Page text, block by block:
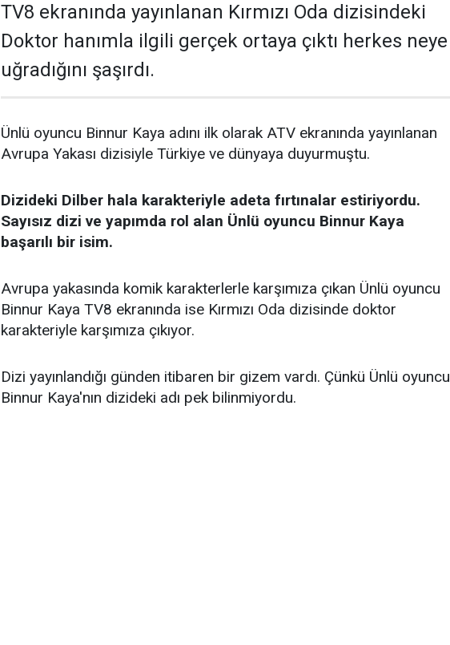
TV8 ekranında yayınlanan Kırmızı Oda dizisindeki
Doktor hanımla ilgili gerçek ortaya çıktı herkes neye
uğradığını şaşırdı.
Ünlü oyuncu Binnur Kaya adını ilk olarak ATV ekranında yayınlanan
Avrupa Yakası dizisiyle Türkiye ve dünyaya duyurmuştu.
Dizideki Dilber hala karakteriyle adeta fırtınalar estiriyordu.
Sayısız dizi ve yapımda rol alan Ünlü oyuncu Binnur Kaya
başarılı bir isim.
Avrupa yakasında komik karakterlerle karşımıza çıkan Ünlü oyuncu
Binnur Kaya TV8 ekranında ise Kırmızı Oda dizisinde doktor
karakteriyle karşımıza çıkıyor.
Dizi yayınlandığı günden itibaren bir gizem vardı. Çünkü Ünlü oyuncu
Binnur Kaya'nın dizideki adı pek bilinmiyordu.